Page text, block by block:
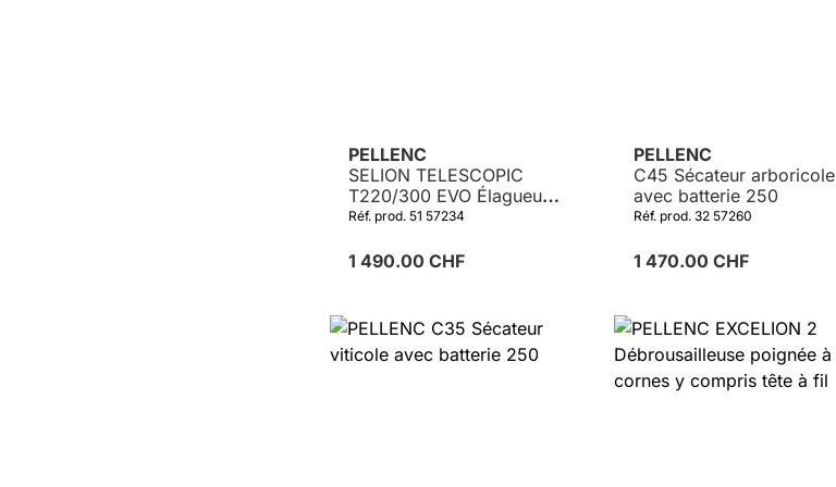
PELLENC
SELION TELESCOPIC
T220/300 EVO Élagueuse
sur perche
Réf. prod. 51 57234
1 490.00 CHF
PELLENC
C45 Sécateur arboricole
avec batterie 250
Réf. prod. 32 57260
1 470.00 CHF